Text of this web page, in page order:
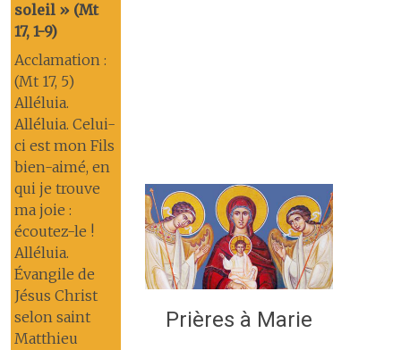
soleil » (Mt
17, 1-9)
Acclamation :
(Mt 17, 5)
Alléluia.
Alléluia. Celui-
ci est mon Fils
bien-aimé, en
qui je trouve
ma joie :
écoutez-le !
Alléluia.
Évangile de
Jésus Christ
selon saint
Matthieu
Prières à Marie